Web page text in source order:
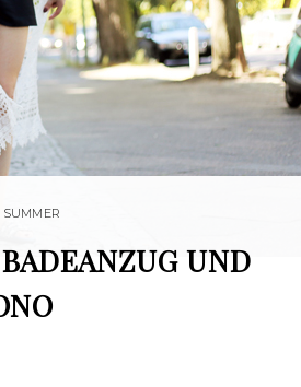
SUMMER
UND